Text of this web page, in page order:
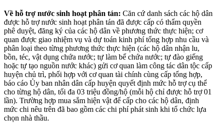
Về hỗ trợ nước sinh hoạt phân tán: Căn cứ danh sách các hộ dân
được hỗ trợ nước sinh hoạt phân tán đã được cấp có thẩm quyền
phê duyệt, đăng ký của các hộ dân về phương thức thực hiện; cơ
quan được giao nhiệm vụ và dự toán kinh phí tổng hợp nhu cầu và
phân loại theo từng phương thức thực hiện (các hộ dân nhận lu,
bồn, téc, vật dụng chứa nước; tự làm bể chứa nước; tự đào giếng
hoặc tự tạo nguồn nước khác) gửi cơ quan làm công tác dân tộc cấp
huyện chủ trì, phối hợp với cơ quan tài chính cùng cấp tổng hợp,
báo cáo Ủy ban nhân dân cấp huyện quyết định mức hỗ trợ cụ thể
cho từng hộ dân, tối đa 03 triệu đồng/hộ (mỗi hộ chỉ được hỗ trợ 01
lần). Trường hợp mua sắm hiện vật để cấp cho các hộ dân, định
mức chi nêu trên đã bao gồm các chi phí phát sinh khi tổ chức lựa
chọn nhà thầu.